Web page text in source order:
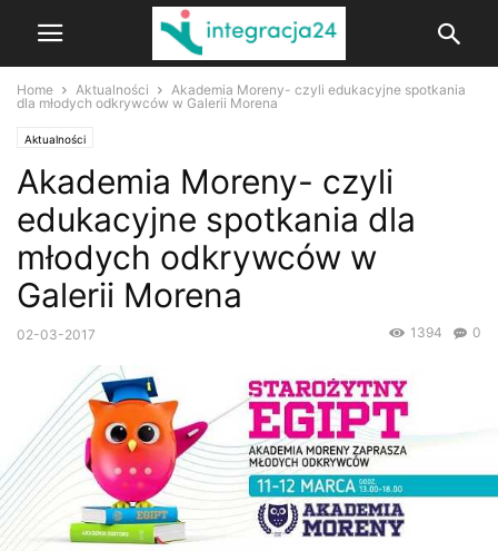
Home Aktualności
Akademia Moreny- czyli edukacyjne spotkania
dla młodych odkrywców w Galerii Morena
Aktualności
Akademia Moreny- czyli
edukacyjne spotkania dla
młodych odkrywców w
Galerii Morena
02-03-2017 0
1394